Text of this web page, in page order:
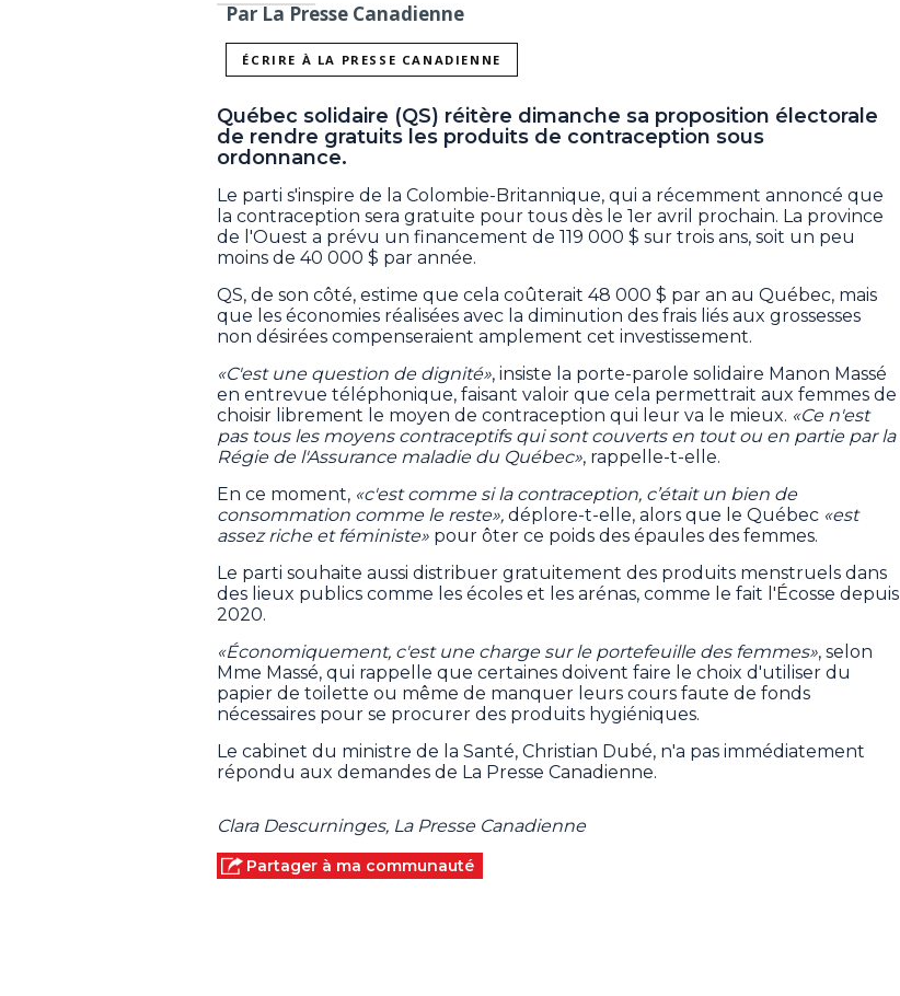
Par La Presse Canadienne
ÉCRIRE À LA PRESSE CANADIENNE
Québec solidaire (QS) réitère dimanche sa proposition électorale
de rendre gratuits les produits de contraception sous
ordonnance.
Le parti s'inspire de la Colombie-Britannique, qui a récemment annoncé que
la contraception sera gratuite pour tous dès le 1er avril prochain. La province
de l'Ouest a prévu un financement de 119 000 $ sur trois ans, soit un peu
moins de 40 000 $ par année.
QS, de son côté, estime que cela coûterait 48 000 $ par an au Québec, mais
que les économies réalisées avec la diminution des frais liés aux grossesses
non désirées compenseraient amplement cet investissement.
«C'est une question de dignité», insiste la porte-parole solidaire Manon Massé
en entrevue téléphonique, faisant valoir que cela permettrait aux femmes de
choisir librement le moyen de contraception qui leur va le mieux. «Ce n'est
pas tous les moyens contraceptifs qui sont couverts en tout ou en partie par la
Régie de l'Assurance maladie du Québec», rappelle-t-elle.
En ce moment, «c'est comme si la contraception, c’était un bien de
consommation comme le reste», déplore-t-elle, alors que le Québec «est
assez riche et féministe» pour ôter ce poids des épaules des femmes.
Le parti souhaite aussi distribuer gratuitement des produits menstruels dans
des lieux publics comme les écoles et les arénas, comme le fait l'Écosse depuis
2020.
«Économiquement, c'est une charge sur le portefeuille des femmes», selon
Mme Massé, qui rappelle que certaines doivent faire le choix d'utiliser du
papier de toilette ou même de manquer leurs cours faute de fonds
nécessaires pour se procurer des produits hygiéniques.
Le cabinet du ministre de la Santé, Christian Dubé, n'a pas immédiatement
répondu aux demandes de La Presse Canadienne.
Clara Descurninges, La Presse Canadienne
Partager à ma communauté